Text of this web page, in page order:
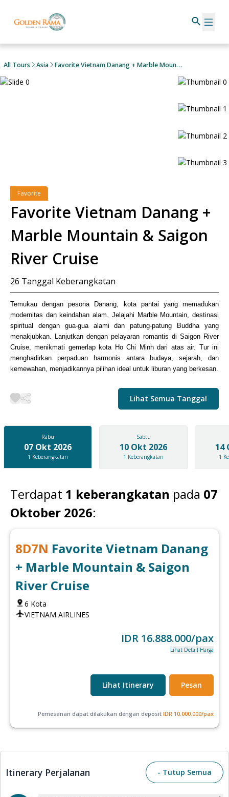
All Tours Asia Favorite Vietnam Danang + Marble Mountain & Saigon River Cruise
Favorite
Favorite Vietnam Danang +
Marble Mountain & Saigon
River Cruise
26 Tanggal Keberangkatan
Temukau dengan pesona Danang, kota pantai yang memadukan
modernitas dan keindahan alam. Jelajahi Marble Mountain, destinasi
spiritual dengan gua-gua alami dan patung-patung Buddha yang
menakjubkan. Lanjutkan dengan pelayaran romantis di Saigon River
Cruise, menikmati gemerlap kota Ho Chi Minh dari atas air. Tur ini
menghadirkan perpaduan harmonis antara budaya, sejarah, dan
kemewahan, menjadikannya pilihan ideal untuk liburan yang berkesan.
Lihat Semua Tanggal
Rabu
07 Okt 2026
1 Keberangkatan
Sabtu
10 Okt 2026
1 Keberangkatan
14
1
Terdapat 1 keberangkatan pada 07
Oktober 2026:
8D7N Favorite Vietnam Danang
+ Marble Mountain & Saigon
River Cruise
6 Kota
VIETNAM AIRLINES
IDR 16.888.000/pax
Lihat Detail Harga
Lihat Itinerary Pesan
Pemesanan dapat dilakukan dengan deposit IDR 10.000.000/pax
Itinerary Perjalanan - Tutup Semua